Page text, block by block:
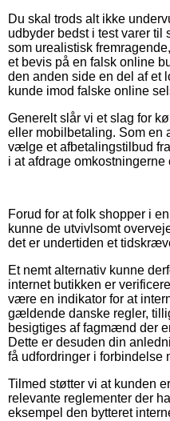
Du skal trods alt ikke
udbyder bedst i test varer til
som urealistisk
et bevis på en falsk online
den anden side en del af et
kunde imod falske online
Generelt slår vi et slag for
eller mobilbetaling. Som en
vælge et afbetalingstilbud
i at afdrage omkostningerne
Forud for at folk shopper i
kunne de utvivlsomt
det er undertiden et
Et nemt alternativ kunne
internet butikken er
være en indikator for at
gældende danske regler,
besigtiges af fagmænd der
Dette er desuden din
få udfordringer i forbindelse
Tilmed støtter vi at kunden
relevante reglementer der
eksempel den bytteret